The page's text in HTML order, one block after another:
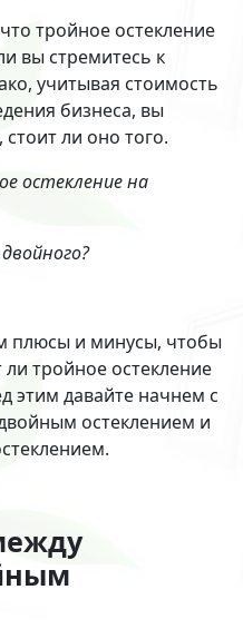
тройное остекление
вы стремитесь к
учитывая стоимость
бизнеса, вы
ли оно того.
остекление на
плюсы и минусы, чтобы
тройное остекление
этим давайте начнем с
остеклением и